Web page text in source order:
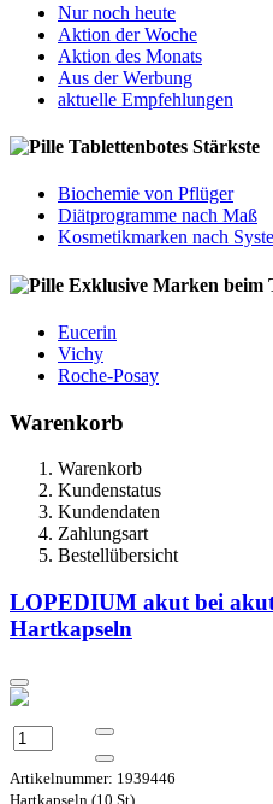
Nur noch heute
Aktion der Woche
Aktion des Monats
Aus der Werbung
aktuelle Empfehlungen
Tablettenbotes Stärkste
Biochemie von Pflüger
Diätprogramme nach Maß
Kosmetikmarken nach
Exklusive Marken beim
Eucerin
Vichy
Roche-Posay
Warenkorb
Warenkorb
Kundenstatus
Kundendaten
Zahlungsart
Bestellübersicht
LOPEDIUM akut bei
Hartkapseln
Artikelnummer: 1939446
Hartkapseln (10 St)